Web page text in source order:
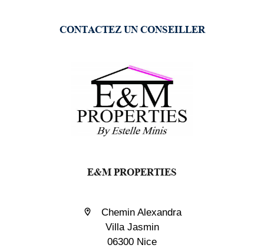
CONTACTEZ UN CONSEILLER
E&M PROPERTIES
Chemin Alexandra
Villa Jasmin
06300 Nice